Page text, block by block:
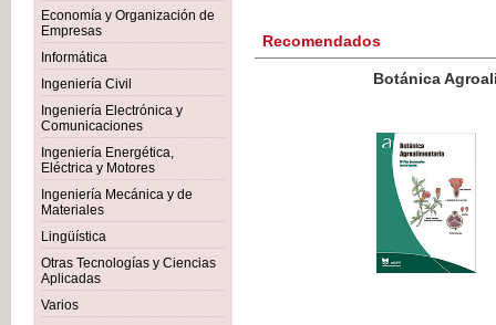
Economía y Organización de
Empresas
Informática
Ingeniería Civil
Ingeniería Electrónica y
Comunicaciones
Ingeniería Energética,
Eléctrica y Motores
Ingeniería Mecánica y de
Materiales
Lingüística
Otras Tecnologías y Ciencias
Aplicadas
Varios
Recomendados
Botánica Agroalimentaria
IVA